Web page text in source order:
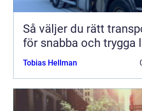
Så väljer du rätt
för snabba och trygga
Tobias Hellman